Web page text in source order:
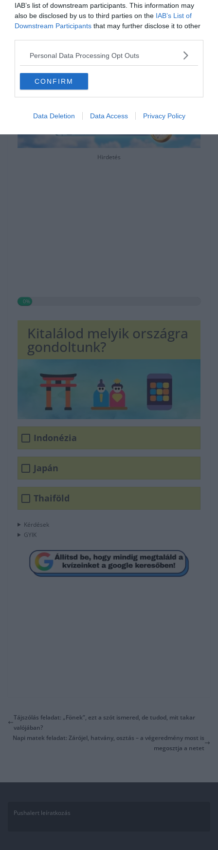
IAB’s list of downstream participants. This information may
also be disclosed by us to third parties on the IAB’s List of
Downstream Participants that may further disclose it to other
Personal Data Processing Opt Outs
CONFIRM
Data Deletion Data Access Privacy Policy
csatornájais nyitva áll előtted egy kis
videózásra.
Hirdetés
0%
Kitalálod melyik országra
gondoltunk?
Indonézia
Japán
Thaiföld
Kérdések
GYIK
Tájszólás feladat: „Fönek”, ezt a szót ismered, de tudod, mit takar
valójában?
Napi matek feladat: Zárójel, hatvány, osztás – a végeredmény most is
megosztja a netet
Pushalert leíratkozás